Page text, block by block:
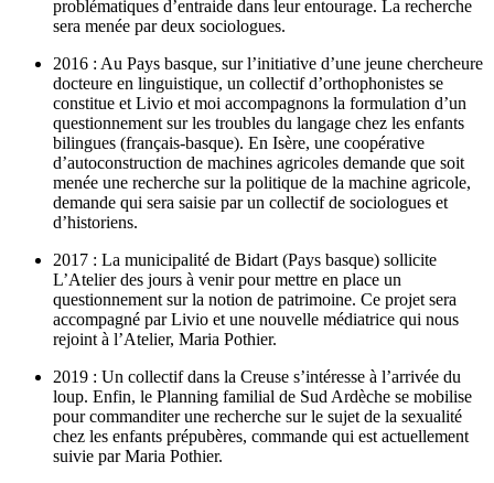
problématiques d’entraide dans leur entourage. La recherche
sera menée par deux sociologues.
2016 : Au Pays basque, sur l’initiative d’une jeune chercheure
docteure en linguistique, un collectif d’orthophonistes se
constitue et Livio et moi accompagnons la formulation d’un
questionnement sur les troubles du langage chez les enfants
bilingues (français-basque). En Isère, une coopérative
d’autoconstruction de machines agricoles demande que soit
menée une recherche sur la politique de la machine agricole,
demande qui sera saisie par un collectif de sociologues et
d’historiens.
2017 : La municipalité de Bidart (Pays basque) sollicite
L’Atelier des jours à venir pour mettre en place un
questionnement sur la notion de patrimoine. Ce projet sera
accompagné par Livio et une nouvelle médiatrice qui nous
rejoint à l’Atelier, Maria Pothier.
2019 : Un collectif dans la Creuse s’intéresse à l’arrivée du
loup. Enfin, le Planning familial de Sud Ardèche se mobilise
pour commanditer une recherche sur le sujet de la sexualité
chez les enfants prépubères, commande qui est actuellement
suivie par Maria Pothier.